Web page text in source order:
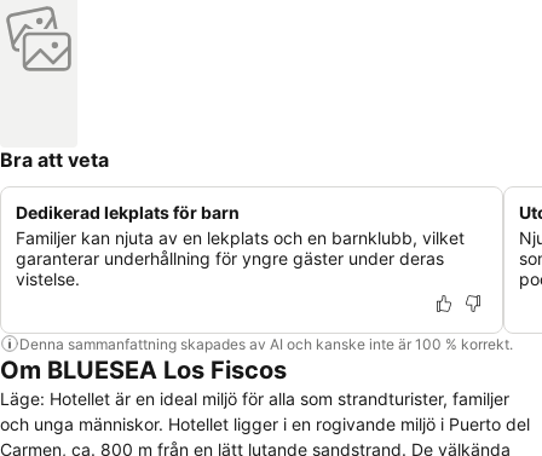
Bra att veta
Dedikerad lekplats för barn
Familjer kan njuta av en lekplats och en barnklubb, vilket
garanterar underhållning för yngre gäster under deras
vistelse.
Denna sammanfattning skapades av AI och kanske inte är 100 % korrekt.
Om BLUESEA Los Fiscos
Läge: Hotellet är en ideal miljö för alla som strandturister, familjer
och unga människor. Hotellet ligger i en rogivande miljö i Puerto del
Carmen, ca. 800 m från en lätt lutande sandstrand. De välkända